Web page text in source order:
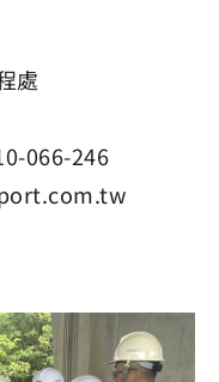
處
066-246